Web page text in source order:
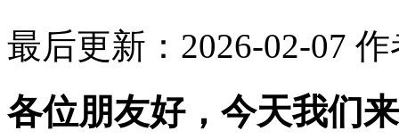
最后更新：2026-02-07 作
各位朋友好，今天我们